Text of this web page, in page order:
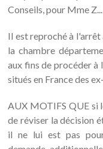
Conseils, pour Mme Z...
Il est reproché à
la chambre
aux fins de procéder
situés en France des
AUX MOTIFS QUE si
de réviser la décision
il ne lui est pas